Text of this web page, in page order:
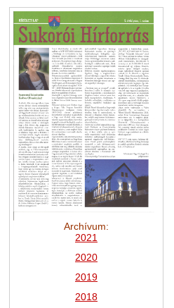
Archívum:
2021
2020
2019
2018